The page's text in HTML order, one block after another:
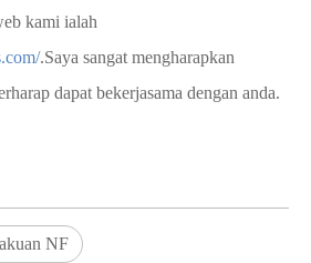
kami ialah
.Saya sangat mengharapkan
dapat bekerjasama dengan anda.
NF